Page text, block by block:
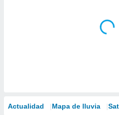
Actualidad Mapa de lluvia